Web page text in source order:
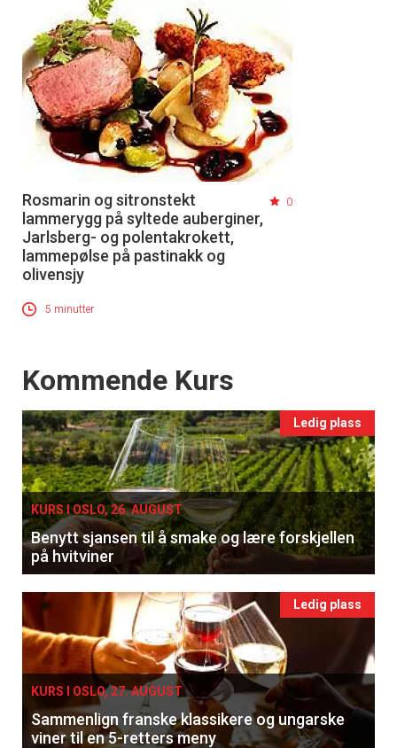
Rosmarin og sitronstekt
lammerygg på syltede auberginer,
Jarlsberg- og polentakrokett,
lammepølse på pastinakk og
olivensjy
0
5 minutter
Events
Kommende Kurs
Ledig plass
KURS I OSLO, 26. AUGUST
Benytt sjansen til å smake og lære forskjellen
på hvitviner
Ledig plass
KURS I OSLO, 27. AUGUST
Sammenlign franske klassikere og ungarske
viner til en 5-retters meny